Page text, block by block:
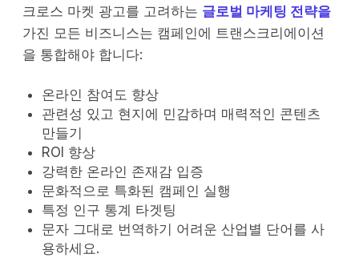
크로스 마켓 광고를 고려하는 글로벌 마케팅 전략을
가진 모든 비즈니스는 캠페인에 트랜스크리에이션
을 통합해야 합니다:
온라인 참여도 향상
관련성 있고 현지에 민감하며 매력적인 콘텐츠
만들기
ROI 향상
강력한 온라인 존재감 입증
문화적으로 특화된 캠페인 실행
특정 인구 통계 타겟팅
문자 그대로 번역하기 어려운 산업별 단어를 사
용하세요.